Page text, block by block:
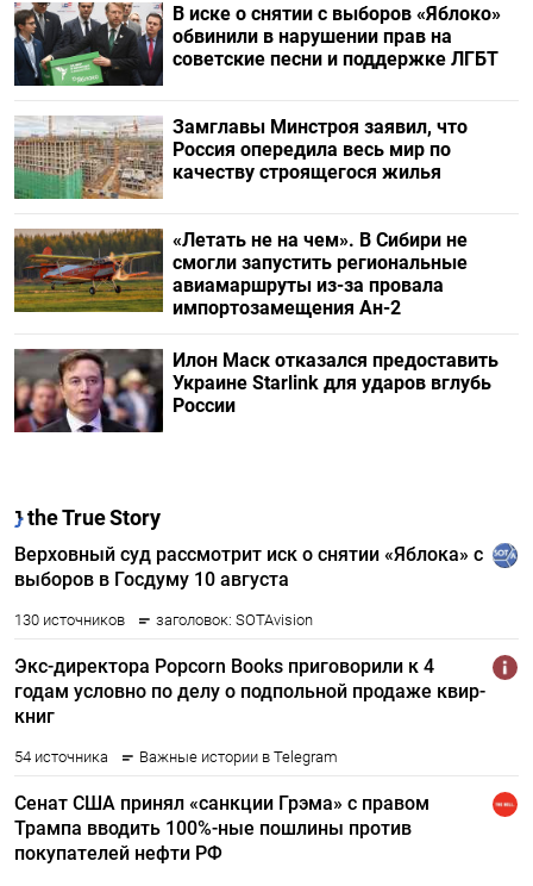
В иске о снятии с выборов «Яблоко»
обвинили в нарушении прав на
советские песни и поддержке ЛГБТ
Замглавы Минстроя заявил, что
Россия опередила весь мир по
качеству строящегося жилья
«Летать не на чем». В Сибири не
смогли запустить региональные
авиамаршруты из-за провала
импортозамещения Ан-2
Илон Маск отказался предоставить
Украине Starlink для ударов вглубь
России